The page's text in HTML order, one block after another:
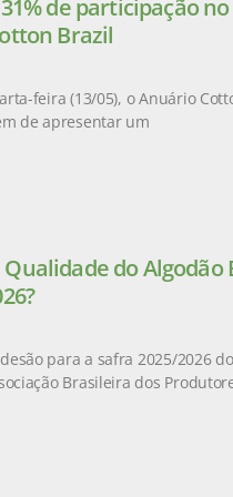
de participação
Brazil
feira (13/05), o Anuário
de apresentar um
do
para a safra 2025/2026
Brasileira dos